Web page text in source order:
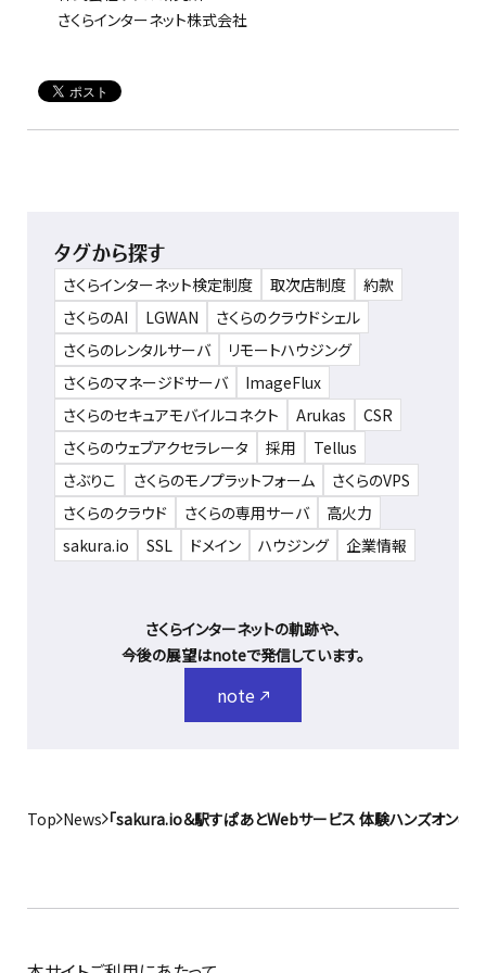
さくらインターネット株式会社
タグから探す
さくらインターネット検定制度 取次店制度
約款
さくらのAI
LGWAN
さくらのクラウドシェル
さくらのレンタルサーバ
リモートハウジング
さくらのマネージドサーバ
ImageFlux
さくらのセキュアモバイルコネクト
Arukas
CSR
さくらのウェブアクセラレータ
採用
Tellus
さぶりこ
さくらのモノプラットフォーム
さくらのVPS
さくらのクラウド
さくらの専用サーバ
高火力
sakura.io
SSL ドメイン ハウジング 企業情報
さくらインターネットの軌跡や、
今後の展望はnoteで発信しています。
note
Top News 「sakura.io＆駅すぱあとWebサービス 体験ハンズオン@